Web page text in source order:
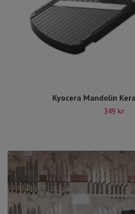
Kyocera Mandolin
349 kr